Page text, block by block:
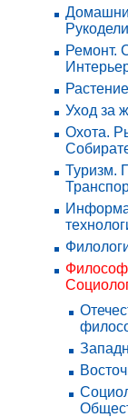
Ремонт.
Уход за
Охота.
Туризм.